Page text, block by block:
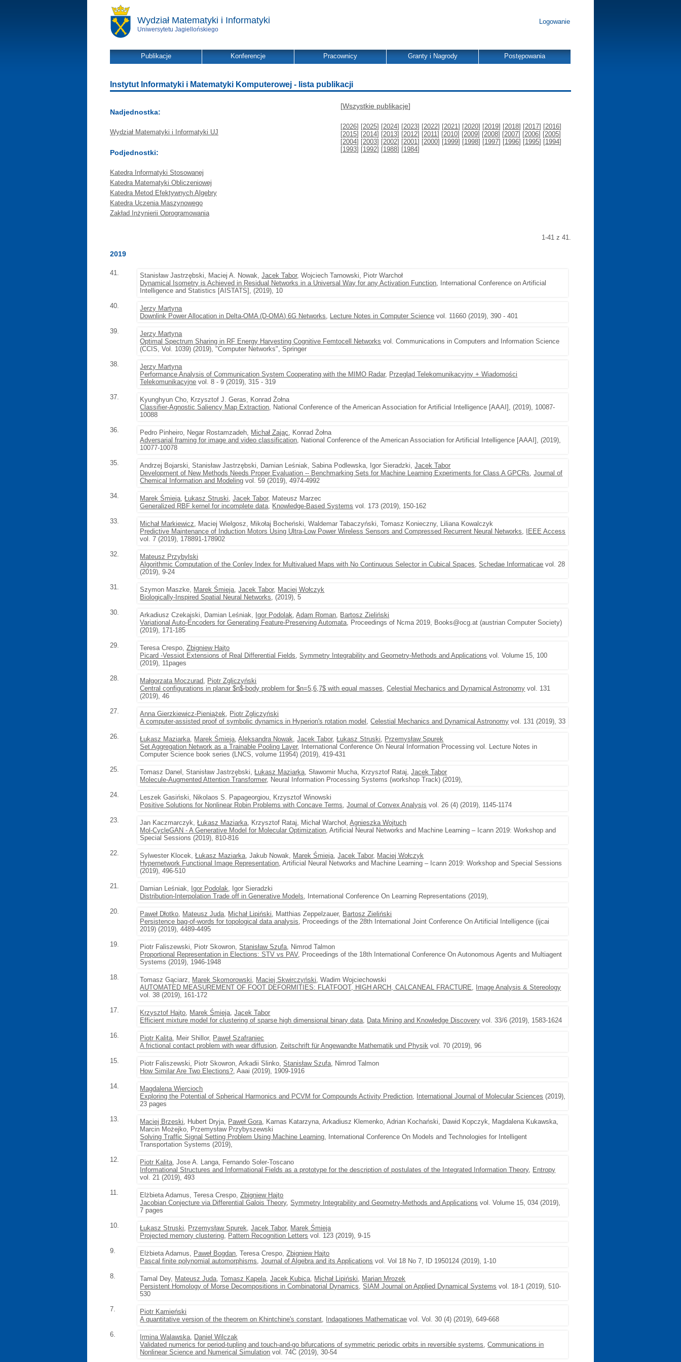
Wydział Matematyki i Informatyki
Uniwersytetu Jagiellońskiego
Logowanie
Publikacje Konferencje Pracownicy Granty i Nagrody Postępowania
Instytut Informatyki i Matematyki Komputerowej - lista publikacji
Nadjednostka:
Wydział Matematyki i Informatyki UJ
Podjednostki:
Katedra Informatyki Stosowanej
Katedra Matematyki Obliczeniowej
Katedra Metod Efektywnych Algebry
Katedra Uczenia Maszynowego
Zakład Inżynierii Oprogramowania
[Wszystkie publikacje]
[2026] [2025] [2024] [2023] [2022] [2021] [2020] [2019] [2018] [2017] [2016]
[2015] [2014] [2013] [2012] [2011] [2010] [2009] [2008] [2007] [2006] [2005]
[2004] [2003] [2002] [2001] [2000] [1999] [1998] [1997] [1996] [1995] [1994]
[1993] [1992] [1988] [1984]
1-41 z 41.
2019
41. Stanisław Jastrzębski, Maciej A. Nowak,Jacek Tabor, Wojciech Tarnowski, Piotr Warchoł
Dynamical Isometry is Achieved in Residual Networks in a Universal Way for any Activation Function, International Conference on Artificial
Intelligence and Statistics [AISTATS], (2019), 10
40.
Jerzy Martyna
Downlink Power Allocation in Delta-OMA (D-OMA) 6G Networks, Lecture Notes in Computer Science vol. 11660 (2019), 390 - 401
39.
Jerzy Martyna
Optimal Spectrum Sharing in RF Energy Harvesting Cognitive Femtocell Networks vol. Communications in Computers and Information Science
(CCIS, Vol. 1039) (2019), "Computer Networks", Springer
38.
Jerzy Martyna
Performance Analysis of Communication System Cooperating with the MIMO Radar, Przegląd Telekomunikacyjny + Wiadomości
Telekomunikacyjne vol. 8 - 9 (2019), 315 - 319
37.
Kyunghyun Cho, Krzysztof J. Geras, Konrad Żołna
Classifier-Agnostic Saliency Map Extraction, National Conference of the American Association for Artificial Intelligence [AAAI], (2019), 10087-
10088
36.
Pedro Pinheiro, Negar Rostamzadeh, Michał Zając, Konrad Żołna
Adversarial framing for image and video classification, National Conference of the American Association for Artificial Intelligence [AAAI], (2019),
10077-10078
35.
Andrzej Bojarski, Stanisław Jastrzębski, Damian Leśniak, Sabina Podlewska, Igor Sieradzki,Jacek Tabor
Development of New Methods Needs Proper Evaluation -- Benchmarking Sets for Machine Learning Experiments for Class A GPCRs,Journal of
Chemical Information and Modeling vol. 59 (2019), 4974-4992
34.
Marek Śmieja,Łukasz Struski,Jacek Tabor, Mateusz Marzec
Generalized RBF kernel for incomplete data, Knowledge-Based Systems vol. 173 (2019), 150-162
33.
Michał Markiewicz, Maciej Wielgosz, Mikołaj Bocheński, Waldemar Tabaczyński, Tomasz Konieczny, Liliana Kowalczyk
Predictive Maintenance of Induction Motors Using Ultra-Low Power Wireless Sensors and Compressed Recurrent Neural Networks,
IEEE Access
vol. 7 (2019), 178891-178902
32.
Mateusz Przybylski
Algorithmic Computation of the Conley Index for Multivalued Maps with No Continuous Selector in Cubical Spaces,Schedae Informaticae vol. 28
(2019), 9-24
31.
Szymon Maszke, Marek Śmieja,Jacek Tabor, Maciej Wołczyk
Biologically-Inspired Spatial Neural Networks, (2019), 5
30.
Arkadiusz Czekajski, Damian Leśniak, Igor Podolak,Adam Roman, Bartosz Zieliński
Variational Auto-Encoders for Generating Feature-Preserving Automata, Proceedings of Ncma 2019, Books@ocg.at (austrian Computer Society)
(2019), 171-185
29.
Teresa Crespo,Zbigniew Hajto
Picard -Vessiot Extensions of Real Differential Fields,Symmetry Integrability and Geometry-Methods and Applications vol. Volume 15, 100
(2019), 11pages
28.
Małgorzata Moczurad, Piotr Zgliczyński
Central configurations in planar $n$-body problem for $n=5,6,7$ with equal masses,Celestial Mechanics and Dynamical Astronomy vol. 131
(2019), 46
27.
Anna Gierzkiewicz-Pieniążek, Piotr Zgliczyński
A computer-assisted proof of symbolic dynamics in Hyperion's rotation model ,Celestial Mechanics and Dynamical Astronomy vol. 131 (2019), 33
26.
Łukasz Maziarka, Marek Śmieja,Aleksandra Nowak,Jacek Tabor,Łukasz Struski, Przemysław Spurek
Set Aggregation Network as a Trainable Pooling Layer, International Conference On Neural Information Processing vol. Lecture Notes in
Computer Science book series (LNCS, volume 11954) (2019), 419-431
25.
Tomasz Danel, Stanisław Jastrzębski,Łukasz Maziarka, Sławomir Mucha, Krzysztof Rataj,Jacek Tabor
Molecule-Augmented Attention Transformer, Neural Information Processing Systems (workshop Track) (2019),
24.
Leszek Gasiński, Nikolaos S. Papageorgiou, Krzysztof Winowski
Positive Solutions for Nonlinear Robin Problems with Concave Terms,Journal of Convex Analysis vol. 26 (4) (2019), 1145-1174
23.
Jan Kaczmarczyk,Łukasz Maziarka, Krzysztof Rataj, Michał Warchoł,Agnieszka Wojtuch
Mol-CycleGAN - A Generative Model for Molecular Optimization, Artificial Neural Networks and Machine Learning – Icann 2019: Workshop and
Special Sessions (2019), 810-816
22.
Sylwester Klocek,Łukasz Maziarka, Jakub Nowak, Marek Śmieja,Jacek Tabor, Maciej Wołczyk
Hypernetwork Functional Image Representation, Artificial Neural Networks and Machine Learning – Icann 2019: Workshop and Special Sessions
(2019), 496-510
21.
Damian Leśniak, Igor Podolak, Igor Sieradzki
Distribution-Interpolation Trade off in Generative Models, International Conference On Learning Representations (2019),
20.
Paweł Dłotko, Mateusz Juda, Michał Lipiński, Matthias Zeppelzauer, Bartosz Zieliński
Persistence bag-of-words for topological data analysis, Proceedings of the 28th International Joint Conference On Artificial Intelligence (ijcai
2019) (2019), 4489-4495
19.
Piotr Faliszewski, Piotr Skowron,Stanisław Szufa, Nimrod Talmon
Proportional Representation in Elections: STV vs PAV, Proceedings of the 18th International Conference On Autonomous Agents and Multiagent
Systems (2019), 1946-1948
18.
Tomasz Gąciarz, Marek Skomorowski, Maciej Skwirczyński, Wadim Wojciechowski
AUTOMATED MEASUREMENT OF FOOT DEFORMITIES: FLATFOOT, HIGH ARCH, CALCANEAL FRACTURE,
Image Analysis & Stereology
vol. 38 (2019), 161-172
17.
Krzysztof Hajto, Marek Śmieja,Jacek Tabor
Efficient mixture model for clustering of sparse high dimensional binary data, Data Mining and Knowledge Discovery vol. 33/6 (2019), 1583-1624
16.
Piotr Kalita, Meir Shillor, Paweł Szafraniec
A frictional contact problem with wear diffusion,Zeitschrift für Angewandte Mathematik und Physik vol. 70 (2019), 96
15.
Piotr Faliszewski, Piotr Skowron, Arkadii Slinko,Stanisław Szufa, Nimrod Talmon
How Similar Are Two Elections?, Aaai (2019), 1909-1916
14.
Magdalena Wiercioch
Exploring the Potential of Spherical Harmonics and PCVM for Compounds Activity Prediction, International Journal of Molecular Sciences (2019),
23 pages
13.
Maciej Brzeski, Hubert Dryja, Paweł Gora, Karnas Katarzyna, Arkadiusz Klemenko, Adrian Kochański, Dawid Kopczyk, Magdalena Kukawska,
Marcin Możejko, Przemysław Przybyszewski
Solving Traffic Signal Setting Problem Using Machine Learning, International Conference On Models and Technologies for Intelligent
Transportation Systems (2019),
12.
Piotr Kalita, Jose A. Langa, Fernando Soler-Toscano
Informational Structures and Informational Fields as a prototype for the description of postulates of the Integrated Information Theory, Entropy
vol. 21 (2019), 493
11.
Elżbieta Adamus, Teresa Crespo,Zbigniew Hajto
Jacobian Conjecture via Differential Galois Theory,Symmetry Integrability and Geometry-Methods and Applications vol. Volume 15, 034 (2019),
7 pages
10.
Łukasz Struski, Przemysław Spurek,Jacek Tabor, Marek Śmieja
Projected memory clustering, Pattern Recognition Letters vol. 123 (2019), 9-15
9.
Elżbieta Adamus, Paweł Bogdan, Teresa Crespo,Zbigniew Hajto
Pascal finite polynomial automorphisms,Journal of Algebra and its Applications vol. Vol 18 No 7, ID 1950124 (2019), 1-10
8.
Tamal Dey, Mateusz Juda,Tomasz Kapela,Jacek Kubica, Michał Lipiński, Marian Mrozek
Persistent Homology of Morse Decompositions in Combinatorial Dynamics,SIAM Journal on Applied Dynamical Systems vol. 18-1 (2019), 510-
530
7.
Piotr Kamieński
A quantitative version of the theorem on Khintchine's constant, Indagationes Mathematicae vol. Vol. 30 (4) (2019), 649-668
6.
Irmina Walawska, Daniel Wilczak
Validated numerics for period-tupling and touch-and-go bifurcations of symmetric periodic orbits in reversible systems,Communications in
Nonlinear Science and Numerical Simulation vol. 74C (2019), 30-54